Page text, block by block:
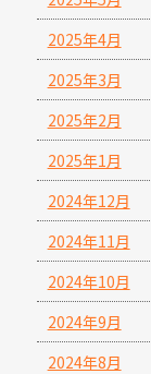
2025年4月
2025年3月
2025年2月
2025年1月
2024年12月
2024年11月
2024年10月
2024年9月
2024年8月